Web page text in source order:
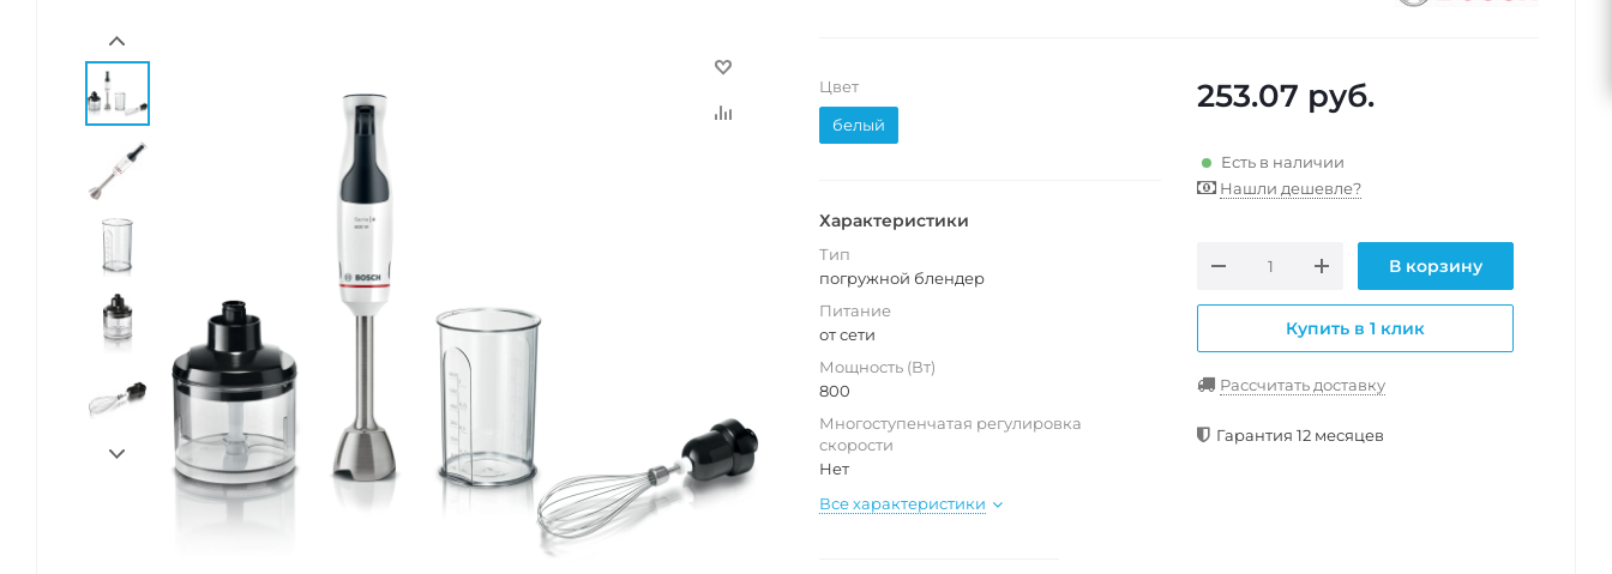
Цвет
белый
Характеристики
Тип
погружной блендер
Питание
от сети
Мощность (Вт)
800
Многоступенчатая регулировка
скорости
Нет
Все характеристики
253.07 руб.
Есть в наличии
Нашли дешевле?
В корзину
Купить в 1 клик
Рассчитать доставку
Гарантия 12 месяцев